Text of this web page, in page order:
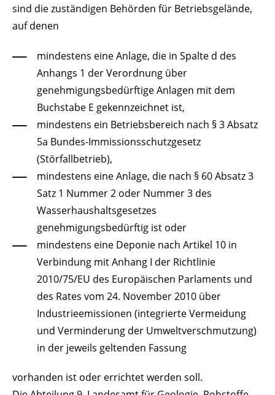
sind die zuständigen Behörden für Betriebsgelände,
auf denen
mindestens eine Anlage, die in Spalte d des
Anhangs 1 der Verordnung über
genehmigungsbedürftige Anlagen mit dem
Buchstabe E gekennzeichnet ist,
mindestens ein Betriebsbereich nach § 3 Absatz
5a Bundes-Immissionsschutzgesetz
(Störfallbetrieb),
mindestens eine Anlage, die nach § 60 Absatz 3
Satz 1 Nummer 2 oder Nummer 3 des
Wasserhaushaltsgesetzes
genehmigungsbedürftig ist oder
mindestens eine Deponie nach Artikel 10 in
Verbindung mit Anhang I der Richtlinie
2010/75/EU des Europäischen Parlaments und
des Rates vom 24. November 2010 über
Industrieemissionen (integrierte Vermeidung
und Verminderung der Umweltverschmutzung)
in der jeweils geltenden Fassung
vorhanden ist oder errichtet werden soll.